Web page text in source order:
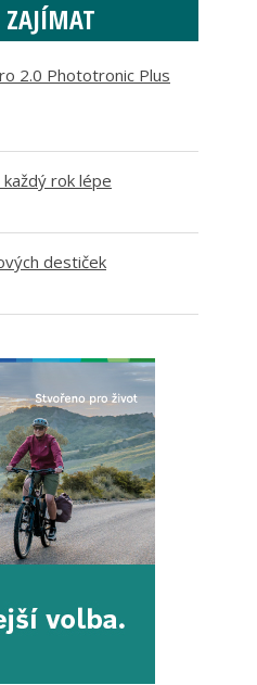
ZAJÍMAT
2.0 Phototronic Plus
rok lépe
destiček